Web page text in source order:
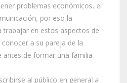
problemas económicos, el
por eso la
trabajar en estos aspectos de
a su pareja de la
antes de formar una familia.
al público en general a